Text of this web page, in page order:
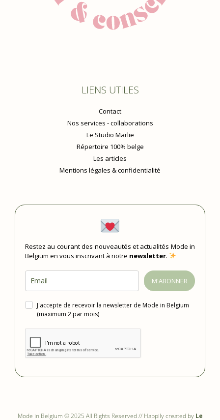
LIENS UTILES
Contact
Nos services - collaborations
Le Studio Marlie
Répertoire 100% belge
Les articles
Mentions légales & confidentialité
Restez au courant des nouveautés et actualités Mode in
Belgium en vous inscrivant à notre newsletter.
M'ABONNER
J'accepte de recevoir la newsletter de Mode in Belgium
(maximum 2 par mois)
Mode in Belgium © 2025 All Rights Reserved // Happily created by Le